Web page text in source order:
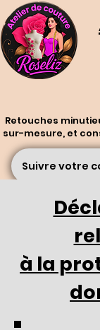
Retouches
sur-mesure, et
Suivre votre
à la